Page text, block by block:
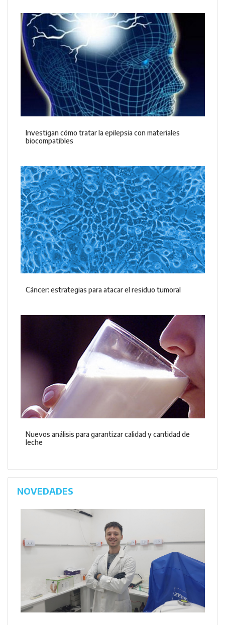
Investigan cómo tratar la epilepsia con materiales
biocompatibles
Cáncer: estrategias para atacar el residuo tumoral
Nuevos análisis para garantizar calidad y cantidad de
leche
NOVEDADES